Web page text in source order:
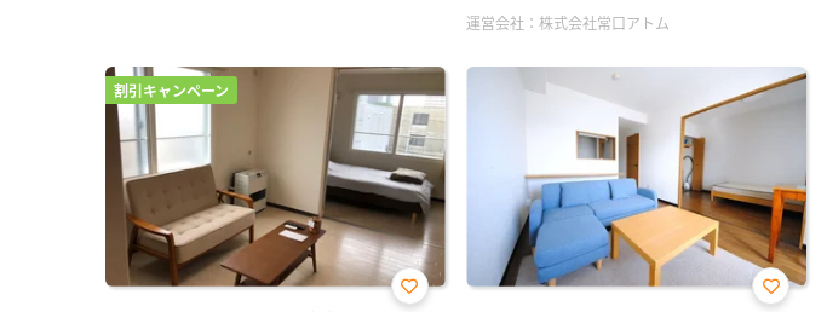
運営会社：株式会社常口アトム
割引キャンペーン